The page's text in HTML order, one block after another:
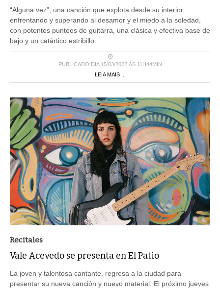
“Alguna vez”, una canción que explota desde su interior
enfrentando y superando al desamor y el miedo a la soledad,
con potentes punteos de guitarra, una clásica y efectiva base de
bajo y un catártico estribillo.
PUBLICADO DIA 15/03/2022 ÀS 11H44MIN
LEIA MAIS ...
Recitales
Vale Acevedo se presenta en El Patio
La joven y talentosa cantante, regresa a la ciudad para
presentar su nueva canción y nuevo material. El próximo jueves